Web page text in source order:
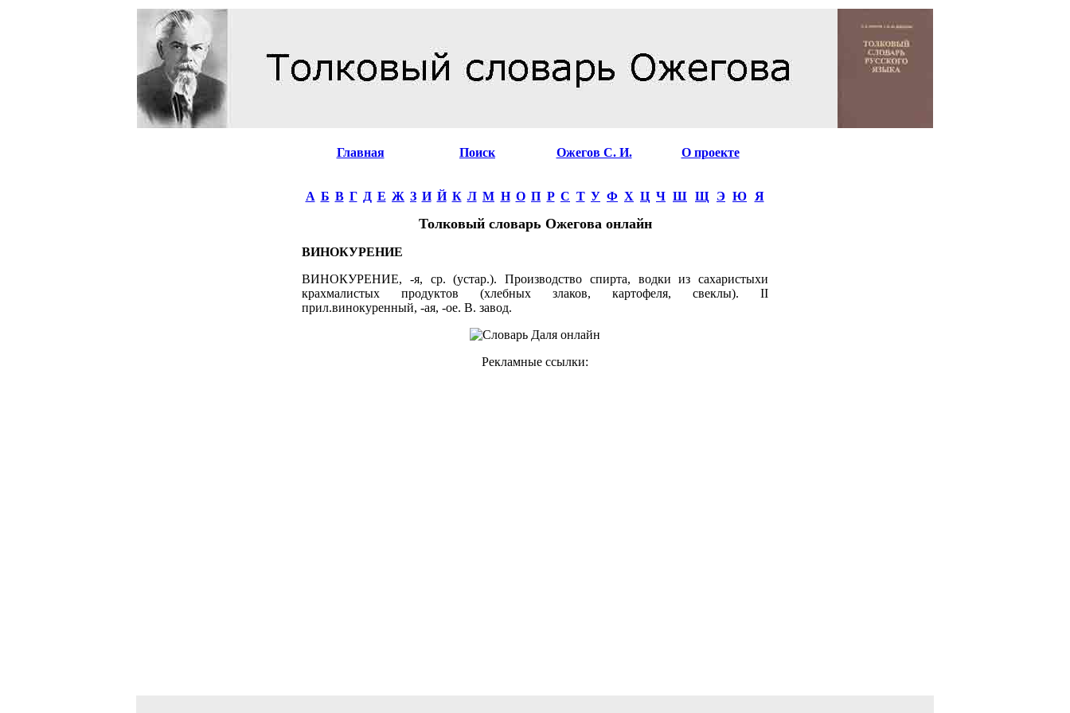
Главная Поиск Ожегов С. И. О проекте
А Б В Г Д Е Ж З И Й К Л М Н О П Р С Т У Ф Х Ц Ч Ш Щ Э Ю Я
Толковый словарь Ожегова онлайн
ВИНОКУРЕНИЕ
ВИНОКУРЕНИЕ, -я, ср. (устар.). Производство спирта, водки из сахаристыхи
крахмалистых продуктов (хлебных злаков, картофеля, свеклы). II
прил.винокуренный, -ая, -ое. В. завод.
Рекламные ссылки: